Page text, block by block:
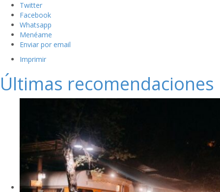
Twitter
Facebook
Whatsapp
Menéame
Enviar por email
Imprimir
Últimas recomendaciones